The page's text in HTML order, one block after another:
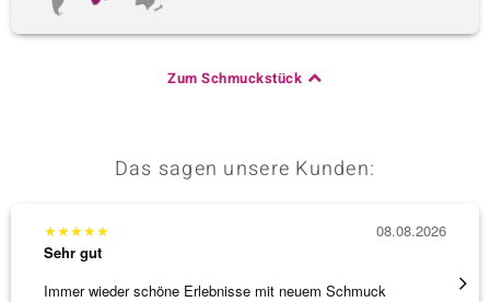
Zum Schmuckstück
Das sagen unsere Kunden:
★★★★★
Sehr gut
Immer wieder schöne Erlebnisse mit neuem Schmuck
08.08.2026